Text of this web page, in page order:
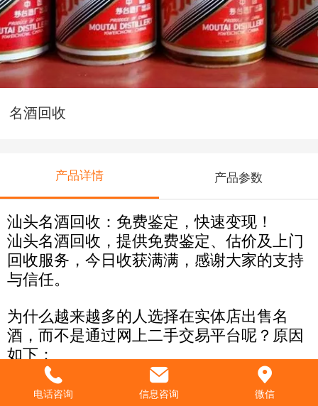
名酒回收
产品详情 产品参数
汕头名酒回收：免费鉴定，快速变现！
汕头名酒回收，提供免费鉴定、估价及上门
回收服务，今日收获满满，感谢大家的支持
与信任。
为什么越来越多的人选择在实体店出售名
酒，而不是通过网上二手交易平台呢？原因
如下：
回收速度快：现场直接估价回收，钱款立即
到账，极速变现，无需问价还价、邮寄等繁
电话咨询 信息咨询 微信